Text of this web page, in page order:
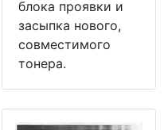
блока проявки и
засыпка нового,
совместимого
тонера.